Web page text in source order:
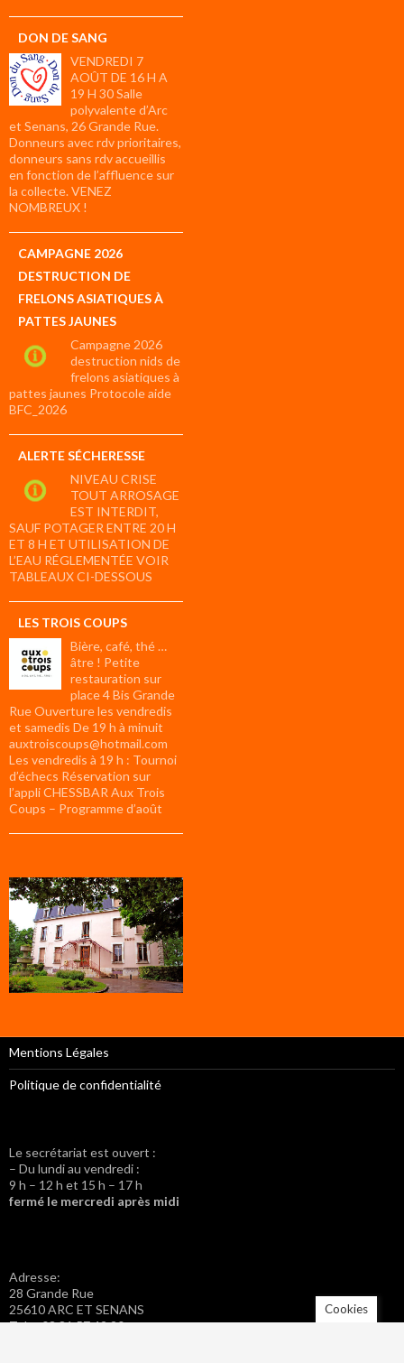
DON DE SANG
VENDREDI 7
AOÛT DE 16 H A
19 H 30 Salle
polyvalente d’Arc
et Senans, 26 Grande Rue.
Donneurs avec rdv prioritaires,
donneurs sans rdv accueillis
en fonction de l’affluence sur
la collecte. VENEZ
NOMBREUX !
CAMPAGNE 2026
DESTRUCTION DE
FRELONS ASIATIQUES À
PATTES JAUNES
Campagne 2026
destruction nids de
frelons asiatiques à
pattes jaunes Protocole aide
BFC_2026
ALERTE SÉCHERESSE
NIVEAU CRISE
TOUT ARROSAGE
EST INTERDIT,
SAUF POTAGER ENTRE 20 H
ET 8 H ET UTILISATION DE
L’EAU RÉGLEMENTÉE VOIR
TABLEAUX CI-DESSOUS
LES TROIS COUPS
Bière, café, thé …
âtre ! Petite
restauration sur
place 4 Bis Grande
Rue Ouverture les vendredis
et samedis De 19 h à minuit
auxtroiscoups@hotmail.com
Les vendredis à 19 h : Tournoi
d’échecs Réservation sur
l’appli CHESSBAR Aux Trois
Coups – Programme d’août
Mentions Légales
Politique de confidentialité
Le secrétariat est ouvert :
– Du lundi au vendredi :
9 h – 12 h et 15 h – 17 h
fermé le mercredi après midi
Adresse:
28 Grande Rue
25610 ARC ET SENANS
Tel. : 03 81 57 42 20
Cookies